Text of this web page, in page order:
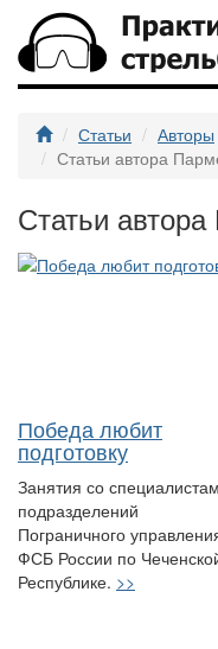
Статьи
Авторы
Статьи автора
Статьи
Победа любит
подготовку
Занятия со
подразделений
Пограничного
ФСБ России по
Республике. >>